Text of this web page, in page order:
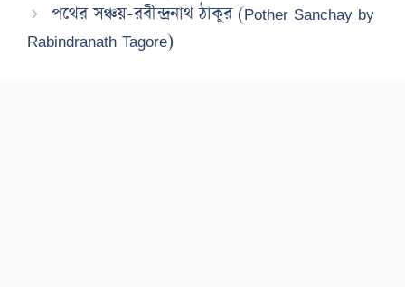
পথের সঞ্চয়-রবীন্দ্রনাথ ঠাকুর (Pother Sanchay by
Rabindranath Tagore)